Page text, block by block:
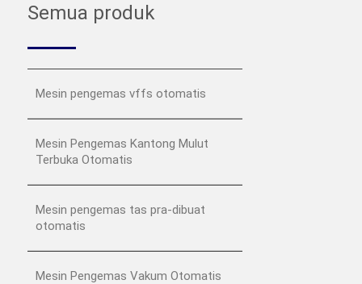
Semua produk
Mesin pengemas vffs otomatis
Mesin Pengemas Kantong Mulut
Terbuka Otomatis
Mesin pengemas tas pra-dibuat
otomatis
Mesin Pengemas Vakum Otomatis